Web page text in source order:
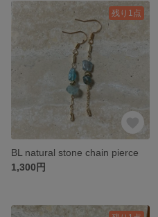
残り1点
BL natural stone chain pierce
1,300円